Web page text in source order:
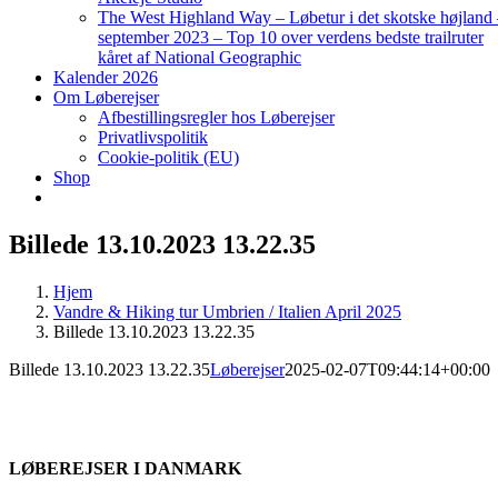
The West Highland Way – Løbetur i det skotske højland
september 2023 – Top 10 over verdens bedste trailruter
kåret af National Geographic
Kalender 2026
Om Løberejser
Afbestillingsregler hos Løberejser
Privatlivspolitik
Cookie-politik (EU)
Shop
Billede 13.10.2023 13.22.35
Hjem
Vandre & Hiking tur Umbrien / Italien April 2025
Billede 13.10.2023 13.22.35
Billede 13.10.2023 13.22.35Løberejser2025-02-07T09:44:14+00:00
LØBEREJSER I DANMARK